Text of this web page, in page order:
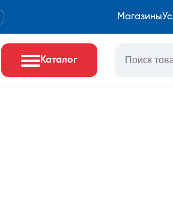
Магазины
Каталог